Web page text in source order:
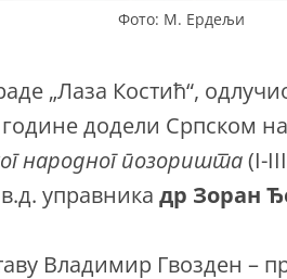
Фото: М. Ердељи
„Лаза Костић“,
године додели Српском
народног позоришта(I-
управника др Зоран
Владимир Гвозден –